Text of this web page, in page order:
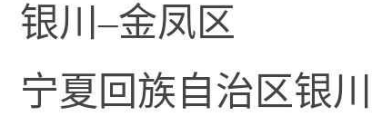
银川–金凤区
宁夏回族自治区银